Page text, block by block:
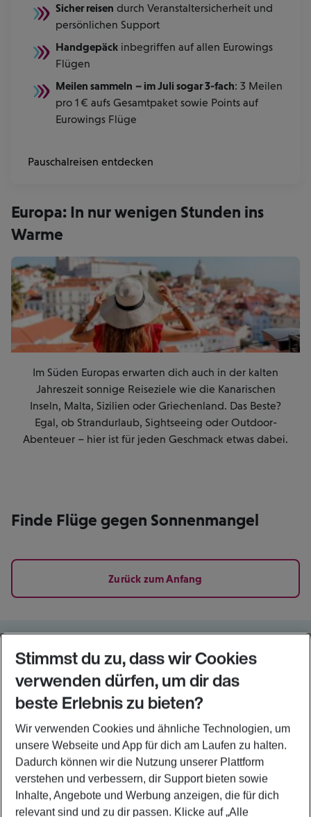
Sicher reisen durch Veranstaltersicherheit und
persönlichen Support
Handgepäck inbegriffen auf allen Eurowings
Flügen
Meilen sammeln – im Juli sogar 3-fach: 3 Meilen
pro 1 € aufs Gesamtpaket sowie Points auf
Eurowings Flüge
Pauschalreisen entdecken
Europa: In nur wenigen Stunden ins
Warme
Im Süden Europas erwarten dich auch in der kalten
Jahreszeit sonnige Reiseziele wie die Kanarischen
Inseln, Malta, Sizilien oder Griechenland. Das Beste?
Egal, ob Strandurlaub, Sightseeing oder Outdoor-
Abenteuer – hier ist für jeden Geschmack etwas dabei.
Finde Flüge gegen Sonnenmangel
Zurück zum Anfang
Reise entspannter. Hol dir die Eurowings App.
Häufig besuchte Seiten
Über uns
Partner & Angebote
Beliebte Verbindungen
Stimmst du zu, dass wir Cookies
verwenden dürfen, um dir das
beste Erlebnis zu bieten?
Wir verwenden Cookies und ähnliche Technologien, um
unsere Webseite und App für dich am Laufen zu halten.
Dadurch können wir die Nutzung unserer Plattform
verstehen und verbessern, dir Support bieten sowie
Inhalte, Angebote und Werbung anzeigen, die für dich
relevant sind und zu dir passen. Klicke auf„Alle